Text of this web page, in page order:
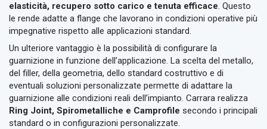
elasticità, recupero sotto carico e tenuta efficace. Questo
le rende adatte a flange che lavorano in condizioni operative più
impegnative rispetto alle applicazioni standard.
Un ulteriore vantaggio è la possibilità di configurare la
guarnizione in funzione dell’applicazione. La scelta del metallo,
del filler, della geometria, dello standard costruttivo e di
eventuali soluzioni personalizzate permette di adattare la
guarnizione alle condizioni reali dell’impianto. Carrara realizza
Ring Joint, Spirometalliche e Camprofile secondo i principali
standard o in configurazioni personalizzate.